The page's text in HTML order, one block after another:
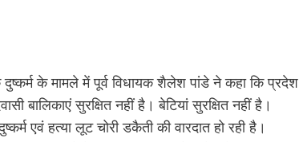
के मामले में पूर्व विधायक शैलेश पांडे ने कहा कि प्रदेश
बालिकाएं सुरक्षित नहीं है। बेटियां सुरक्षित नहीं है।
एवं हत्या लूट चोरी डकैती की वारदात हो रही है।